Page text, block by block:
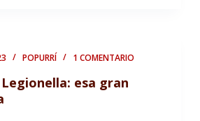
POPURRÍ 1 COMENTARIO
esa gran